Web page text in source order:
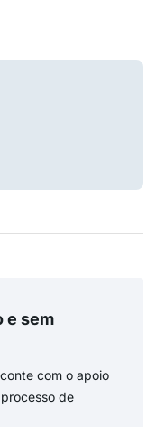
e sem
com o apoio
de